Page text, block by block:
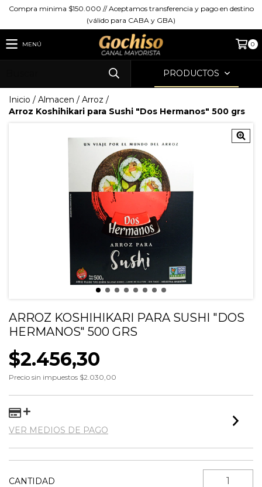
Compra minima $150.000 // Aceptamos transferencia y pago en destino
(válido para CABA y GBA)
MENÚ 0
PRODUCTOS
Inicio / Almacen / Arroz /
Arroz Koshihikari para Sushi "Dos Hermanos" 500 grs
ARROZ KOSHIHIKARI PARA SUSHI "DOS
HERMANOS" 500 GRS
$2.456,30
Precio sin impuestos $2.030,00
VER MEDIOS DE PAGO
CANTIDAD